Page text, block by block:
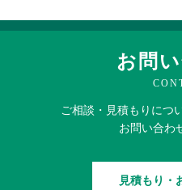
お問
ご相談・見積もりにつ
お問い合わ
見積もり・